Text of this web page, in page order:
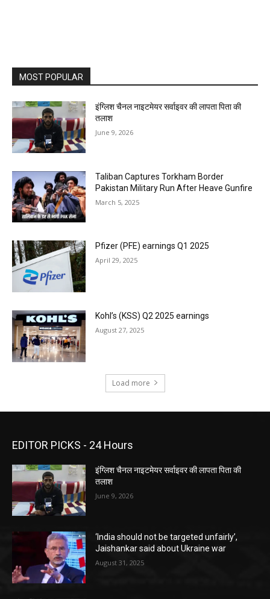
MOST POPULAR
इंग्लिश चैनल नाइटमेयर सर्वाइवर की लापता पिता की
तलाश
June 9, 2026
Taliban Captures Torkham Border
Pakistan Military Run After Heave Gunfire
March 5, 2025
Pfizer (PFE) earnings Q1 2025
April 29, 2025
Kohl’s (KSS) Q2 2025 earnings
August 27, 2025
Load more
EDITOR PICKS - 24 Hours
इंग्लिश चैनल नाइटमेयर सर्वाइवर की लापता पिता की
तलाश
June 9, 2026
‘India should not be targeted unfairly’,
Jaishankar said about Ukraine war
August 31, 2025